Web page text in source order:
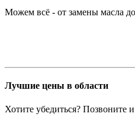
Можем всё - от замены масла до
Лучшие цены в области
Хотите убедиться? Позвоните